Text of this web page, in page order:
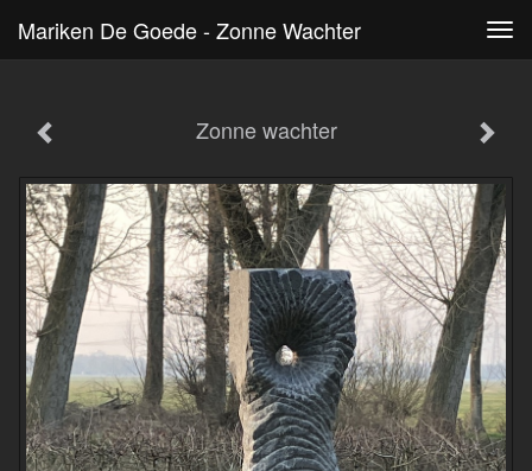
Mariken De Goede - Zonne Wachter
Zonne wachter